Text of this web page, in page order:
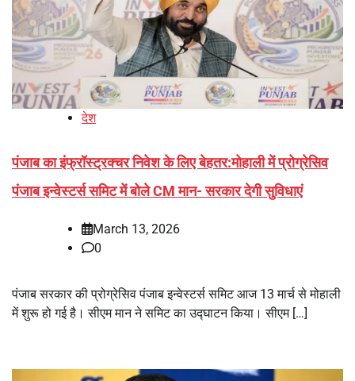
देश
पंजाब का इंफ्रॉस्ट्रक्चर निवेश के लिए बेहतर:मोहाली में प्रोग्रेसिव
पंजाब इन्वेस्टर्स समिट में बोले CM मान- सरकार देगी सुविधाएं
March 13, 2026
0
पंजाब सरकार की प्रोग्रेसिव पंजाब इन्वेस्टर्स समिट आज 13 मार्च से मोहाली
में शुरू हो गई है। सीएम मान ने समिट का उद्घाटन किया। सीएम […]